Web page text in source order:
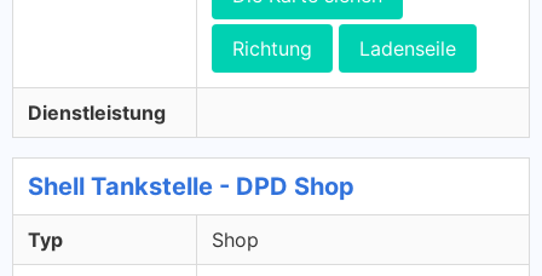
Richtung Ladenseile
Dienstleistung
Shell Tankstelle - DPD Shop
Typ Shop